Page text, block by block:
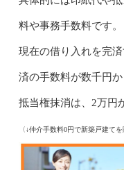
料や事務手数料です。
現在の借り入れを完
済の手数料が数千円か
抵当権抹消は、2万円
〈↓仲介手数料0円で新築戸建てを